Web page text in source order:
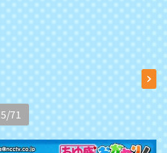
/71